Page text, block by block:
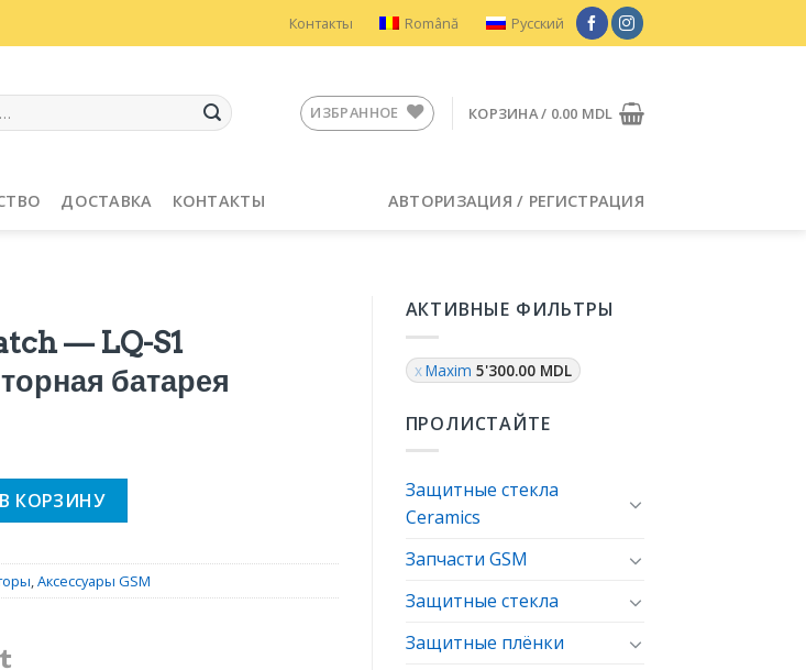
Контакты Română Русский
ИЗБРАННОЕ КОРЗИНА / 0.00 MDL
ДОСТАВКА КОНТАКТЫ АВТОРИЗАЦИЯ / РЕГИСТРАЦИЯ
АКТИВНЫЕ ФИЛЬТРЫ
Maxim 5'300.00 MDL
ПРОЛИСТАЙТЕ
Защитные стекла
Ceramics
Запчасти GSM
Защитные стекла
Защитные плёнки
— LQ-S1
батарея
Watch - LQ-S1 Аккумуляторная батарея
В КОРЗИНУ
,Аксессуары GSM